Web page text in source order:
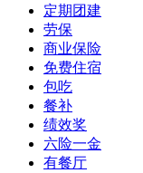
定期团建
劳保
商业保险
免费住宿
包吃
餐补
绩效奖
六险一金
有餐厅